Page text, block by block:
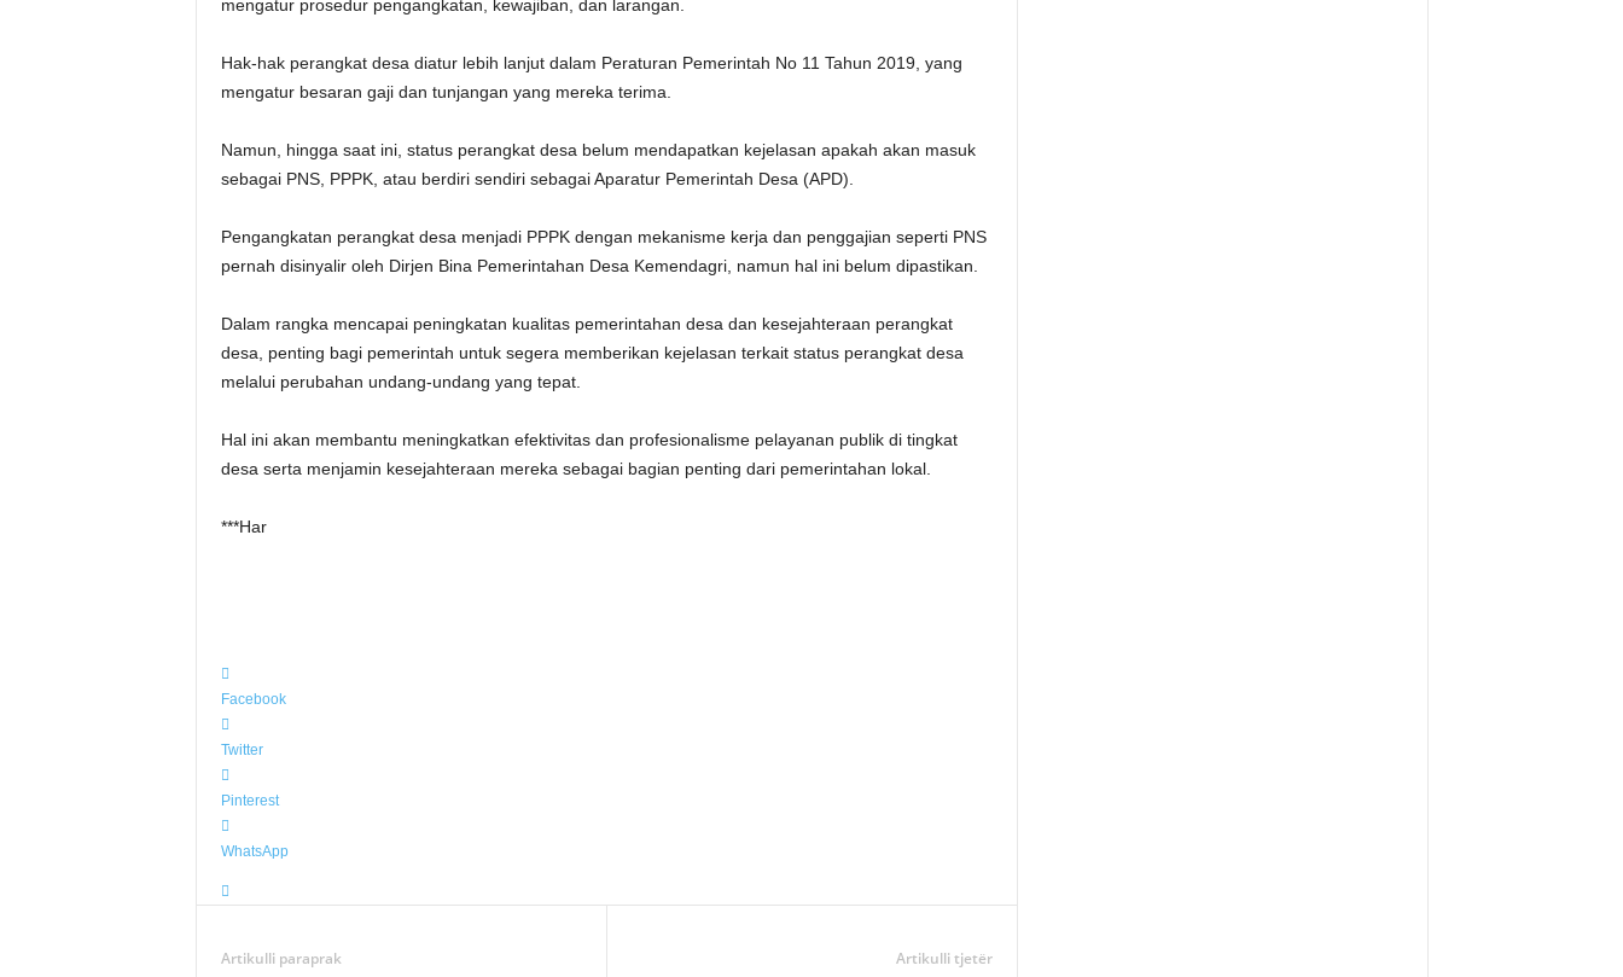
mengatur prosedur pengangkatan, kewajiban, dan larangan.
Hak-hak perangkat desa diatur lebih lanjut dalam Peraturan Pemerintah No 11 Tahun 2019, yang
mengatur besaran gaji dan tunjangan yang mereka terima.
Namun, hingga saat ini, status perangkat desa belum mendapatkan kejelasan apakah akan masuk
sebagai PNS, PPPK, atau berdiri sendiri sebagai Aparatur Pemerintah Desa (APD).
Pengangkatan perangkat desa menjadi PPPK dengan mekanisme kerja dan penggajian seperti PNS
pernah disinyalir oleh Dirjen Bina Pemerintahan Desa Kemendagri, namun hal ini belum dipastikan.
Dalam rangka mencapai peningkatan kualitas pemerintahan desa dan kesejahteraan perangkat
desa, penting bagi pemerintah untuk segera memberikan kejelasan terkait status perangkat desa
melalui perubahan undang-undang yang tepat.
Hal ini akan membantu meningkatkan efektivitas dan profesionalisme pelayanan publik di tingkat
desa serta menjamin kesejahteraan mereka sebagai bagian penting dari pemerintahan lokal.
***Har
Facebook
Twitter
Pinterest
WhatsApp
Artikulli paraprak Artikulli tjetër